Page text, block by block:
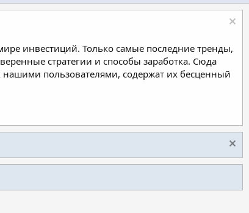
инвестиций. Только самые последние тренды,
стратегии и способы заработка. Сюда
пользователями, содержат их бесценный